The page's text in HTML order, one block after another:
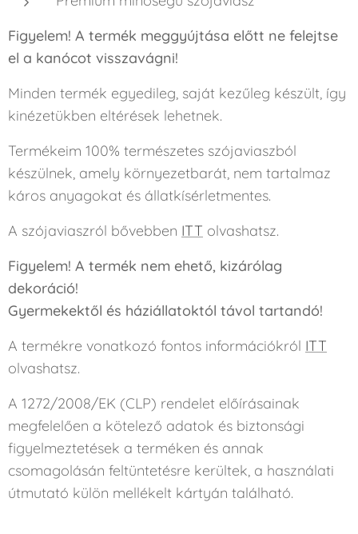
Figyelem! A termék meggyújtása előtt ne felejtse
el a kanócot visszavágni!
Minden termék egyedileg, saját kezűleg készült, így
kinézetükben eltérések lehetnek.
Termékeim 100% természetes szójaviaszból
készülnek, amely környezetbarát, nem tartalmaz
káros anyagokat és állatkísérletmentes.
A szójaviaszról bővebben ITT olvashatsz.
Figyelem! A termék nem ehető, kizárólag
dekoráció!
Gyermekektől és háziállatoktól távol tartandó!
A termékre vonatkozó fontos információkról ITT
olvashatsz.
A 1272/2008/EK (CLP) rendelet előírásainak
megfelelően a kötelező adatok és biztonsági
figyelmeztetések a terméken és annak
csomagolásán feltüntetésre kerültek, a használati
útmutató külön mellékelt kártyán található.